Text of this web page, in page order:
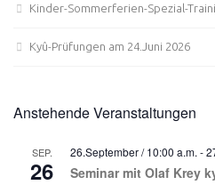
Kinder-Sommerferien-Spezial-
Kyû-Prüfungen am 24.Juni 2026
Anstehende Veranstaltungen
SEP.
26
26.September / 10:00 a.m. -
Seminar mit Olaf Krey